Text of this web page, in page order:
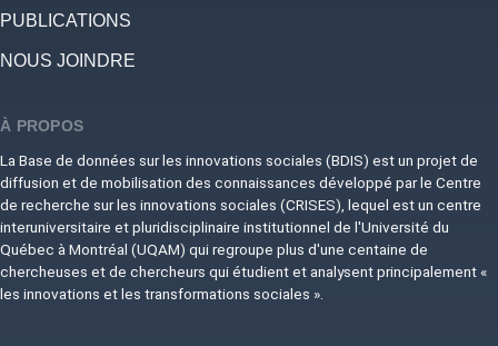
PUBLICATIONS
NOUS JOINDRE
À PROPOS
La Base de données sur les innovations sociales (BDIS) est un projet de
diffusion et de mobilisation des connaissances développé par le Centre
de recherche sur les innovations sociales (CRISES), lequel est un centre
interuniversitaire et pluridisciplinaire institutionnel de l'Université du
Québec à Montréal (UQAM) qui regroupe plus d'une centaine de
chercheuses et de chercheurs qui étudient et analysent principalement «
les innovations et les transformations sociales ».